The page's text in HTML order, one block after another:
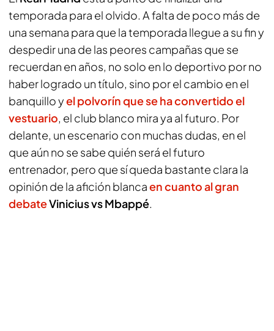
temporada para el olvido. A falta de poco más de
una semana para que la temporada llegue a su fin y
despedir una de las peores campañas que se
recuerdan en años, no solo en lo deportivo por no
haber logrado un título, sino por el cambio en el
banquillo yel polvorín que se ha convertido el
vestuario, el club blanco mira ya al futuro. Por
delante, un escenario con muchas dudas, en el
que aún no se sabe quién será el futuro
entrenador, pero que sí queda bastante clara la
opinión de la afición blancaen cuanto al gran
debateVinicius vs Mbappé.